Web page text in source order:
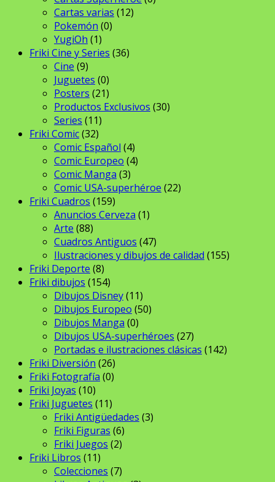
Cartas varias (12)
Pokemón (0)
YugiOh (1)
Friki Cine y Series (36)
Cine (9)
Juguetes (0)
Posters (21)
Productos Exclusivos (30)
Series (11)
Friki Comic(32)
Comic Español (4)
Comic Europeo (4)
Comic Manga (3)
Comic USA-superhéroe (22)
Friki Cuadros (159)
Anuncios Cerveza (1)
Arte (88)
Cuadros Antiguos (47)
Ilustraciones y dibujos de calidad (155)
Friki Deporte (8)
Friki dibujos (154)
Dibujos Disney(11)
Dibujos Europeo (50)
Dibujos Manga (0)
Dibujos USA-superhéroes (27)
Portadas e ilustraciones clásicas (142)
Friki Diversión (26)
Friki Fotografía (0)
Friki Joyas (10)
Friki Juguetes (11)
Friki Antigüedades (3)
Friki Figuras (6)
Friki Juegos (2)
Friki Libros (11)
Colecciones (7)